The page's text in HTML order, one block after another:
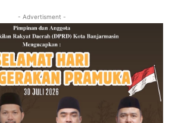
- Advertisment -